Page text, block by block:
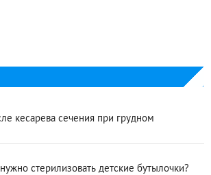
кесарева сечения при грудном
стерилизовать детские бутылочки?